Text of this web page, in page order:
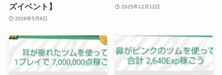
ズイベント】
2026年5月9日
2025年12月12日